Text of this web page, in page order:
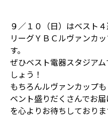
９／１０（日）はベスト
リーグＹＢＣルヴァンカ
す。
ぜひベスト電器スタジア
しょう！
もちろんルヴァンカップ
ベント盛りだくさんでお
を心よりお待ちしておりま